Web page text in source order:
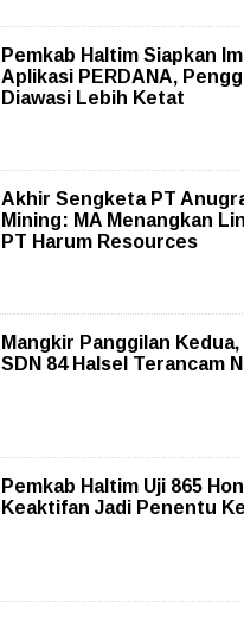
Pemkab Haltim Siapkan
Aplikasi PERDANA,
Diawasi Lebih Ketat
Akhir Sengketa PT
Mining: MA Menangkan
PT Harum Resources
Mangkir Panggilan
SDN 84 Halsel Terancam
Pemkab Haltim Uji 865
Keaktifan Jadi Penentu